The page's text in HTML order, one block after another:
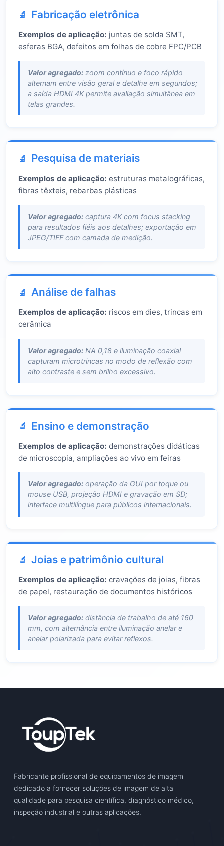
Fabricação eletrônica
Exemplos de aplicação: juntas de solda SMT,
esferas BGA, defeitos em folhas de cobre FPC/PCB
Valor agregado: zoom contínuo e foco rápido
alternam entre visão geral e detalhe em segundos;
a saída HDMI 4K permite avaliação simultânea em
telas grandes.
Pesquisa de materiais
Exemplos de aplicação: estruturas metalográficas,
fibras têxteis, rebarbas plásticas
Valor agregado: captura 4K com focus stacking
para resultados fiéis aos detalhes; exportação em
JPEG/TIFF com camada de medição.
Análise de falhas
Exemplos de aplicação: riscos em dies, trincas em
cerâmica
Valor agregado: NA 0,18 e iluminação coaxial
capturam microtrincas no modo de reflexão com
alto contraste e sem brilho excessivo.
Ensino e demonstração
Exemplos de aplicação: demonstrações didáticas
de microscopia, ampliações ao vivo em feiras
Valor agregado: operação da GUI por toque ou
mouse USB, projeção HDMI e gravação em SD;
interface multilíngue para públicos internacionais.
Joias e patrimônio cultural
Exemplos de aplicação: cravações de joias, fibras
de papel, restauração de documentos históricos
Valor agregado: distância de trabalho de até 160
mm, com alternância entre iluminação anelar e
anelar polarizada para evitar reflexos.
Fabricante profissional de equipamentos de imagem
dedicado a fornecer soluções de imagem de alta
qualidade para pesquisa científica, diagnóstico médico,
inspeção industrial e outras aplicações.